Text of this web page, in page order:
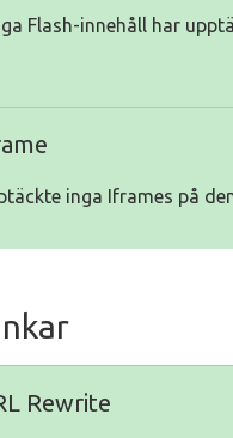
Flash-innehåll har
inga Iframes på
Rewrite